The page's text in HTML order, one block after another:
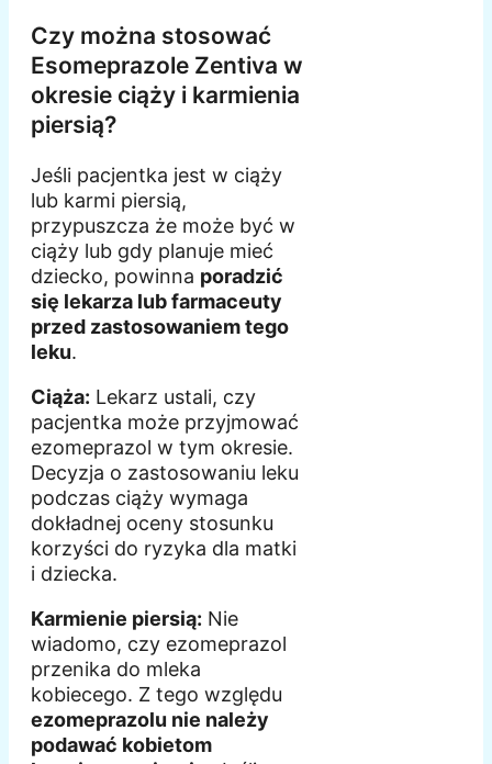
Czy można stosować
Esomeprazole Zentiva w
okresie ciąży i karmienia
piersią?
Jeśli pacjentka jest w ciąży
lub karmi piersią,
przypuszcza że może być w
ciąży lub gdy planuje mieć
dziecko, powinna poradzić
się lekarza lub farmaceuty
przed zastosowaniem tego
leku.
Ciąża: Lekarz ustali, czy
pacjentka może przyjmować
ezomeprazol w tym okresie.
Decyzja o zastosowaniu leku
podczas ciąży wymaga
dokładnej oceny stosunku
korzyści do ryzyka dla matki
i dziecka.
Karmienie piersią: Nie
wiadomo, czy ezomeprazol
przenika do mleka
kobiecego. Z tego względu
ezomeprazolu nie należy
podawać kobietom